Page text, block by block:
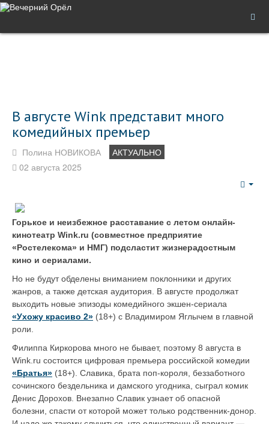
В августе Wink представит много
комедийных премьер
Полина НОВИКОВА
АКТУАЛЬНО
02 августа 2025
Горькое и неизбежное расставание с летом онлайн-
кинотеатр Wink.ru (совместное предприятие
«Ростелекома» и НМГ) подсластит жизнерадостным
кино и сериалами.
Но не будут обделены вниманием поклонники и других
жанров, а также детская аудитория. В августе продолжат
выходить новые эпизоды комедийного экшен-сериала
«Ухожу красиво 2» (18+) с Владимиром Яглычем в главной
роли.
Филиппа Киркорова много не бывает, поэтому 8 августа в
Wink.ru состоится цифровая премьера российской комедии
«Братья» (18+). Славика, брата поп-короля, беззаботного
сочинского бездельника и дамского угодника, сыграл комик
Денис Дорохов. Внезапно Славик узнает об опасной
болезни, спасти от которой может только родственник-донор.